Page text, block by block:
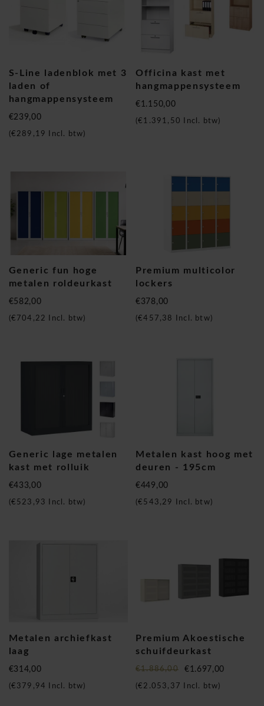
S-Line ladenblok met 3
laden of
hangmappensysteem
€239,00
€289,19 Incl. btw)
Officina kast met
hangmappensysteem
€1.150,00
(€1.391,50 Incl. btw)
Generic fun hoge
metalen roldeurkast
€582,00
(€704,22 Incl. btw)
Premium multicolor
lockers
€378,00
(€457,38 Incl. btw)
Generic lage metalen
kast met rolluik
€433,00
(€523,93 Incl. btw)
Metalen kast hoog met
deuren - 195cm
€449,00
(€543,29 Incl. btw)
Metalen archiefkast
laag
€314,00
€379,94 Incl. btw)
Premium Akoestische
schuifdeurkast
€1.886,00 €1.697,00
(€2.053,37 Incl. btw)